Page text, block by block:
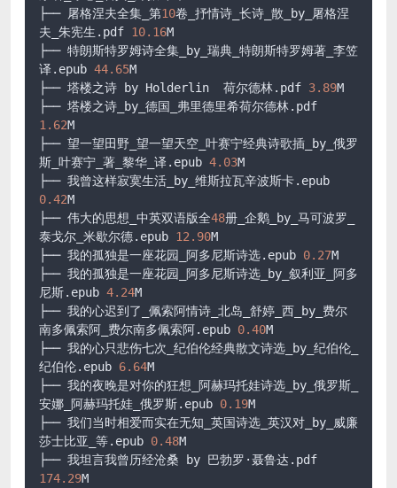
├── 屠格涅夫全集_第10卷_抒情诗_长诗_散_by_屠格涅
夫_朱宪生.pdf 10.16M
├── 特朗斯特罗姆诗全集_by_瑞典_特朗斯特罗姆著_李笠
译.epub 44.65M
├── 塔楼之诗 by Holderlin  荷尔德林.pdf 3.89M
1.62M
├── 望一望田野_望一望天空_叶赛宁经典诗歌插_by_俄罗
斯_叶赛宁_著_黎华_译.epub 4.03M
0.42M
├── 伟大的思想_中英双语版全48册_企鹅_by_马可波罗_
泰戈尔_米歇尔德.epub 12.90M
├── 我的孤独是一座花园_阿多尼斯诗选.epub 0.27M
├── 我的孤独是一座花园_阿多尼斯诗选_by_叙利亚_阿多
尼斯.epub 4.24M
├── 我的心迟到了_佩索阿情诗_北岛_舒婷_西_by_费尔
南多佩索阿_费尔南多佩索阿.epub 0.40M
├── 我的心只悲伤七次_纪伯伦经典散文诗选_by_纪伯伦_
纪伯伦.epub 6.64M
├── 我的夜晚是对你的狂想_阿赫玛托娃诗选_by_俄罗斯_
安娜_阿赫玛托娃_俄罗斯.epub 0.19M
├── 我们当时相爱而实在无知_英国诗选_英汉对_by_威廉
莎士比亚_等.epub 0.48M
174.29M